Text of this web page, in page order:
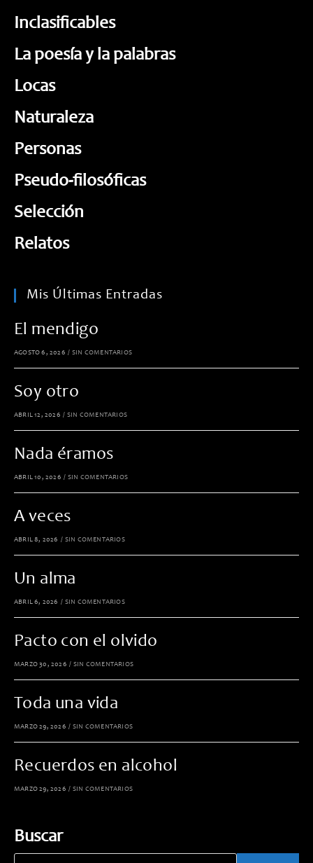
Inclasificables
La poesía y la palabras
Locas
Naturaleza
Personas
Pseudo-filosóficas
Selección
Relatos
Mis Últimas Entradas
El mendigo
AGOSTO 6, 2026 / SIN COMENTARIOS
Soy otro
ABRIL 12, 2026 / SIN COMENTARIOS
Nada éramos
ABRIL 10, 2026 / SIN COMENTARIOS
A veces
ABRIL 8, 2026 / SIN COMENTARIOS
Un alma
ABRIL 6, 2026 / SIN COMENTARIOS
Pacto con el olvido
MARZO 30, 2026 / SIN COMENTARIOS
Toda una vida
MARZO 29, 2026 / SIN COMENTARIOS
Recuerdos en alcohol
MARZO 29, 2026 / SIN COMENTARIOS
Buscar